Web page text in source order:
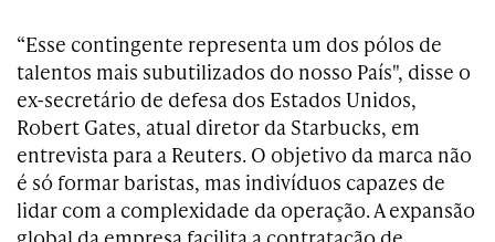
“Esse contingente representa um dos pólos de
talentos mais subutilizados do nosso País", disse o
ex-secretário de defesa dos Estados Unidos,
Robert Gates, atual diretor da Starbucks, em
entrevista para a Reuters. O objetivo da marca não
é só formar baristas, mas indivíduos capazes de
lidar com a complexidade da operação. A expansão